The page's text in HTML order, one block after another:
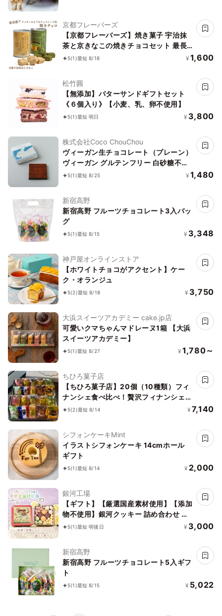
京都フレーバーズ
【京都フレーバーズ】焼き菓子 宇治抹
茶と京きなこの焼きチョコセット 最長
５年保存 誕生日プレゼント 贈り物 お中
5(1)最短 8/18 ¥ 1,600
松竹圓
【無添加】バターサンドギフトセット
《６個入り》【小麦、乳、卵不使用】
5(1)最短 明日 ¥ 3,800
株式会社Coco ChouChou
ヴィーガン生チョコレート（プレーン）
ヴィーガン グルテンフリー 白砂糖不使
用5(1)最短 8/25 ¥ 1,480
新宿高野
新宿高野 フルーツチョコレート3入バッ
グ
5(1)最短 8/15 ¥ 3,348
神戸屋オンラインストア
【ホワイトチョコがアクセント】ケー
ク・オランジュ
5(2)最短 8/18 ¥ 3,750
大浜スイーツアカデミー cake.jp店
可愛いクマちゃんマドレーヌ1箱 【大浜
スイーツアカデミー】
5(1)最短 8/27 ¥ 1,780～
ちひろ菓子店
【ちひろ菓子店】20個（10種類）フィ
ナンシェ食べ比べ！贅沢フィナンシェ
BOX
5(2)最短 8/14 ¥ 7,140
シフォンケーキMint
イラストシフォンケーキ 14cmホール
ギフト
5(1)最短 8/14 ¥ 2,000
銀河工場
【ギフト】【厳選国産素材使用】【添加
物不使用】銀河クッキー 詰め合わせ 幸
せを届けに缶
5(1)最短 明後日 ¥ 3,000
新宿高野
新宿高野 フルーツチョコレート5入ギフ
ト
5(1)最短 8/15 ¥ 5,022